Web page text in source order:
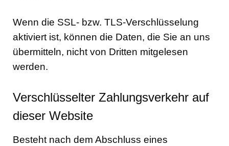
Wenn die SSL- bzw. TLS-Verschlüsselung
aktiviert ist, können die Daten, die Sie an uns
übermitteln, nicht von Dritten mitgelesen
werden.
Verschlüsselter Zahlungsverkehr auf
dieser Website
Besteht nach dem Abschluss eines